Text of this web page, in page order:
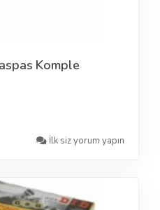
Komple
İlk siz yorum yapın